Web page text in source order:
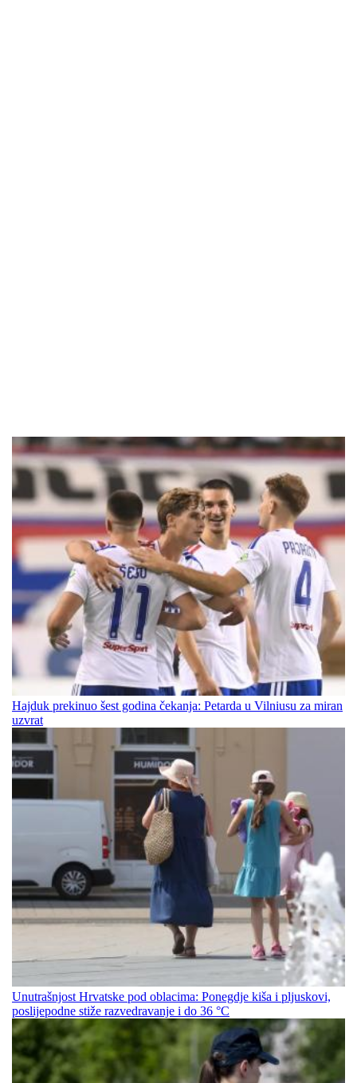
Hajduk prekinuo šest godina čekanja: Petarda u Vilniusu za miran
uzvrat
Unutrašnjost Hrvatske pod oblacima: Ponegdje kiša i pljuskovi,
poslijepodne stiže razvedravanje i do 36 °C